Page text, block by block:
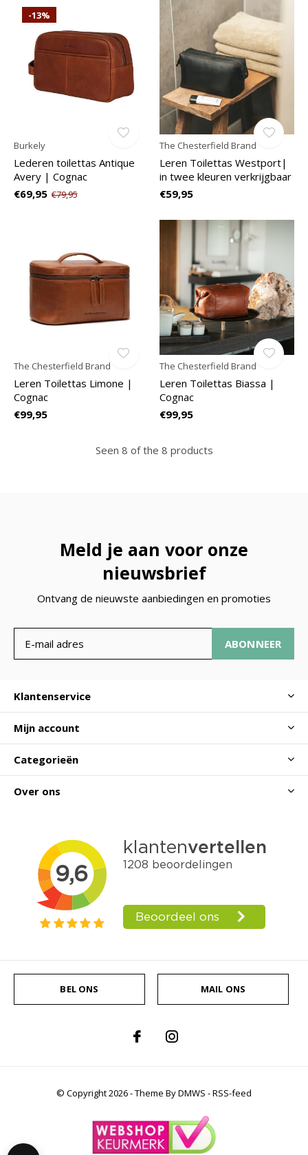
-13%
Burkely
Lederen toilettas Antique
Avery | Cognac
€69,95 €79,95
The Chesterfield Brand
Leren Toilettas Westport|
in twee kleuren verkrijgbaar
€59,95
The Chesterfield Brand
Leren Toilettas Limone |
Cognac
€99,95
The Chesterfield Brand
Leren Toilettas Biassa |
Cognac
€99,95
Seen 8 of the 8 products
Meld je aan voor onze
nieuwsbrief
Ontvang de nieuwste aanbiedingen en promoties
ABONNEER
Klantenservice
Mijn account
Categorieën
Over ons
BEL ONS MAIL ONS
© Copyright2026- Theme ByDMWS -RSS-feed